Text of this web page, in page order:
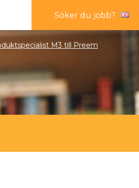
Söker du jobb?
M3 till Preem